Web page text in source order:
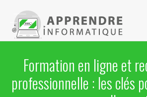
Formation en ligne et
professionnelle : les clés